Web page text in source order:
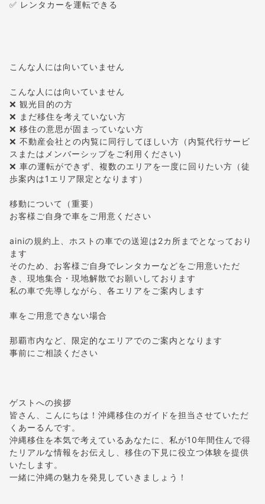
✅ レンタカーを運転できる
こんな人には向いていません
こんな人には向いていません
❌ 観光目的の方
❌ まだ移住を考えていない方
❌ 移住の意思が固まっていない方
❌ 不動産会社との内覧に同行してほしい方（内覧代行サービ
スまたはメンバーシップをご利用ください)
❌ 車の運転ができず、複数のエリアを一度に回りたい方（徒
歩案内は1エリア限定となります）
移動について（重要）
お客様ご自身で車をご用意ください
ainiの規約上、ホストの車での送迎は2カ所までとなっており
ます
そのため、お客様ご自身でレンタカーなどをご用意いただ
き、現地集合・現地解散でお願いしております
私の車で先導しながら、各エリアをご案内します
車をご用意できない場合
那覇市内など、限定的なエリアでのご案内となります
事前にご相談ください
ゲストへの挨拶
皆さん、こんにちは！沖縄移住のガイドを担当させていただ
くあーるんです。
沖縄移住を本気で考えているあなたに、私が10年間住んで得
たリアルな情報をお伝えし、移住の下見に役立つ体験を提供
いたします。
一緒に沖縄の魅力を発見していきましょう！